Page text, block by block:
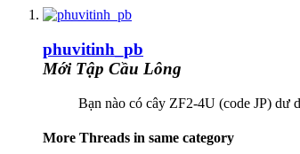
phuvitinh_pb
Mới Tập Cầu Lông
Bạn nào có cây ZF2-4U (code JP) dư
More Threads in same category